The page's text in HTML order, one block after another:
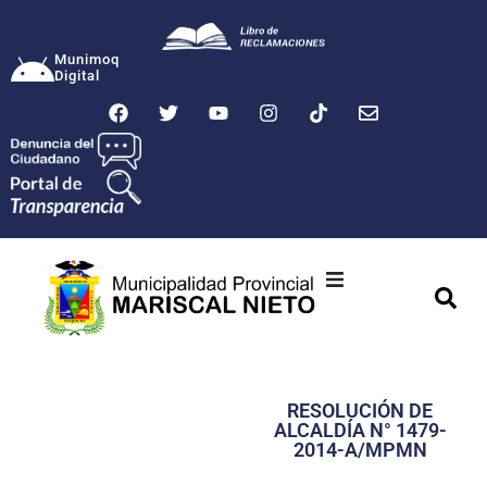
Munimoq
Digital
Transparencia
RESOLUCIÓN DE
ALCALDÍA N° 1479-
2014-A/MPMN